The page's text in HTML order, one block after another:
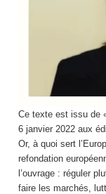
Ce texte est issu de
6 janvier 2022 aux
Or, à quoi sert
refondation
l’ouvrage : réguler
faire les marchés,